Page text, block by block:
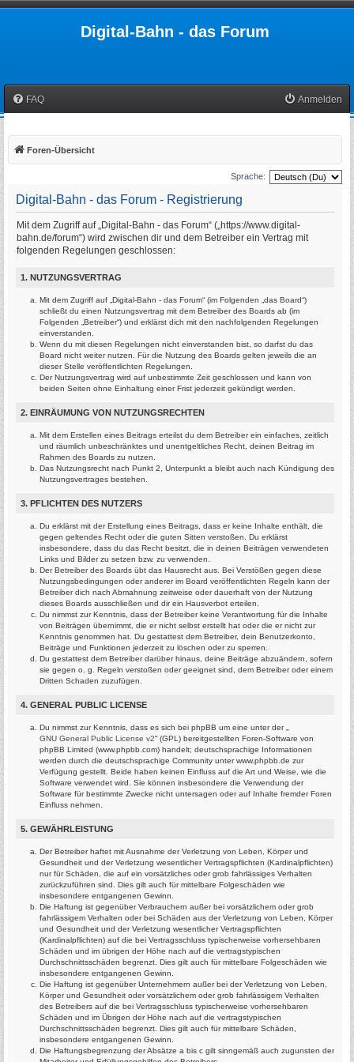
Digital-Bahn - das Forum
FAQ Anmelden
Foren-Übersicht
Sprache:
Digital-Bahn - das Forum - Registrierung
Mit dem Zugriff auf „Digital-Bahn - das Forum“ („https://www.digital-
bahn.de/forum“) wird zwischen dir und dem Betreiber ein Vertrag mit
folgenden Regelungen geschlossen:
1. NUTZUNGSVERTRAG
Mit dem Zugriff auf „Digital-Bahn - das Forum“ (im Folgenden „das Board“)
schließt du einen Nutzungsvertrag mit dem Betreiber des Boards ab (im
Folgenden „Betreiber“) und erklärst dich mit den nachfolgenden Regelungen
einverstanden.
Wenn du mit diesen Regelungen nicht einverstanden bist, so darfst du das
Board nicht weiter nutzen. Für die Nutzung des Boards gelten jeweils die an
dieser Stelle veröffentlichten Regelungen.
Der Nutzungsvertrag wird auf unbestimmte Zeit geschlossen und kann von
beiden Seiten ohne Einhaltung einer Frist jederzeit gekündigt werden.
2. EINRÄUMUNG VON NUTZUNGSRECHTEN
Mit dem Erstellen eines Beitrags erteilst du dem Betreiber ein einfaches, zeitlich
und räumlich unbeschränktes und unentgeltliches Recht, deinen Beitrag im
Rahmen des Boards zu nutzen.
Das Nutzungsrecht nach Punkt 2, Unterpunkt a bleibt auch nach Kündigung des
Nutzungsvertrages bestehen.
3. PFLICHTEN DES NUTZERS
Du erklärst mit der Erstellung eines Beitrags, dass er keine Inhalte enthält, die
gegen geltendes Recht oder die guten Sitten verstoßen. Du erklärst
insbesondere, dass du das Recht besitzt, die in deinen Beiträgen verwendeten
Links und Bilder zu setzen bzw. zu verwenden.
Der Betreiber des Boards übt das Hausrecht aus. Bei Verstößen gegen diese
Nutzungsbedingungen oder anderer im Board veröffentlichten Regeln kann der
Betreiber dich nach Abmahnung zeitweise oder dauerhaft von der Nutzung
dieses Boards ausschließen und dir ein Hausverbot erteilen.
Du nimmst zur Kenntnis, dass der Betreiber keine Verantwortung für die Inhalte
von Beiträgen übernimmt, die er nicht selbst erstellt hat oder die er nicht zur
Kenntnis genommen hat. Du gestattest dem Betreiber, dein Benutzerkonto,
Beiträge und Funktionen jederzeit zu löschen oder zu sperren.
Du gestattest dem Betreiber darüber hinaus, deine Beiträge abzuändern, sofern
sie gegen o. g. Regeln verstoßen oder geeignet sind, dem Betreiber oder einem
Dritten Schaden zuzufügen.
4. GENERAL PUBLIC LICENSE
Du nimmst zur Kenntnis, dass es sich bei phpBB um eine unter der „
GNU General Public License v2“ (GPL) bereitgestellten Foren-Software von
phpBB Limited (www.phpbb.com) handelt; deutschsprachige Informationen
werden durch die deutschsprachige Community unter www.phpbb.de zur
Verfügung gestellt. Beide haben keinen Einfluss auf die Art und Weise, wie die
Software verwendet wird. Sie können insbesondere die Verwendung der
Software für bestimmte Zwecke nicht untersagen oder auf Inhalte fremder Foren
Einfluss nehmen.
5. GEWÄHRLEISTUNG
Der Betreiber haftet mit Ausnahme der Verletzung von Leben, Körper und
Gesundheit und der Verletzung wesentlicher Vertragspflichten (Kardinalpflichten)
nur für Schäden, die auf ein vorsätzliches oder grob fahrlässiges Verhalten
zurückzuführen sind. Dies gilt auch für mittelbare Folgeschäden wie
insbesondere entgangenen Gewinn.
Die Haftung ist gegenüber Verbrauchern außer bei vorsätzlichem oder grob
fahrlässigem Verhalten oder bei Schäden aus der Verletzung von Leben, Körper
und Gesundheit und der Verletzung wesentlicher Vertragspflichten
(Kardinalpflichten) auf die bei Vertragsschluss typischerweise vorhersehbaren
Schäden und im übrigen der Höhe nach auf die vertragstypischen
Durchschnittsschäden begrenzt. Dies gilt auch für mittelbare Folgeschäden wie
insbesondere entgangenen Gewinn.
Die Haftung ist gegenüber Unternehmern außer bei der Verletzung von Leben,
Körper und Gesundheit oder vorsätzlichem oder grob fahrlässigem Verhalten
des Betreibers auf die bei Vertragsschluss typischerweise vorhersehbaren
Schäden und im Übrigen der Höhe nach auf die vertragstypischen
Durchschnittsschäden begrenzt. Dies gilt auch für mittelbare Schäden,
insbesondere entgangenen Gewinn.
Die Haftungsbegrenzung der Absätze a bis c gilt sinngemäß auch zugunsten der